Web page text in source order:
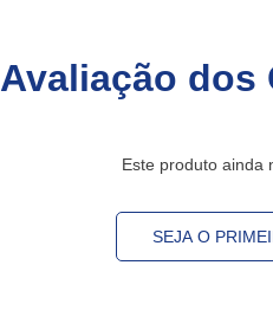
Avaliação dos
Este produto ainda
SEJA O